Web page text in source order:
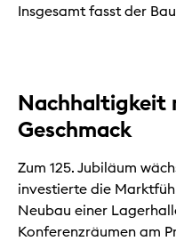
Insgesamt fasst der
Nachhaltigkeit
Geschmack
Zum 125. Jubiläum
investierte die
Neubau einer
Konferenzräumen am